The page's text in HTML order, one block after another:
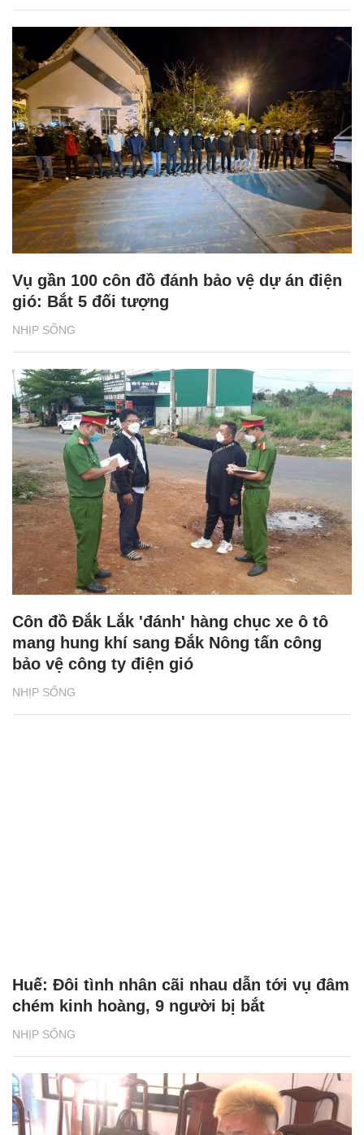
NHỊP SỐNG
Vụ gần 100 côn đồ đánh bảo vệ dự án điện
gió: Bắt 5 đối tượng
NHỊP SỐNG
Côn đồ Đắk Lắk 'đánh' hàng chục xe ô tô
mang hung khí sang Đắk Nông tấn công
bảo vệ công ty điện gió
NHỊP SỐNG
Huế: Đôi tình nhân cãi nhau dẫn tới vụ đâm
chém kinh hoàng, 9 người bị bắt